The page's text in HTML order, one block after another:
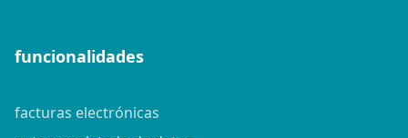
funcionalidades
facturas electrónicas